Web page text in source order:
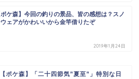
ポケ森】今回の釣りの景品、皆の感想は？スノ
ェアがかわいいから金竿借りたぞ
2019年1月24日
【ポケ森】「二十四節気”夏至”」特別な日